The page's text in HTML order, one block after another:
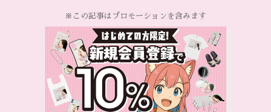
※この記事はプロモーションを含みます